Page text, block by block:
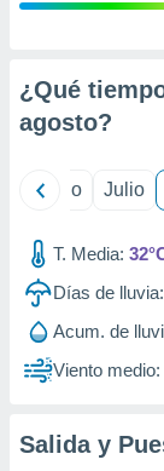
e
mediante
de
1199
¿Qué
agosto?
Junio Julio
T. Media:
Días de lluvia:
Acum. de
Viento medio:
Salida y